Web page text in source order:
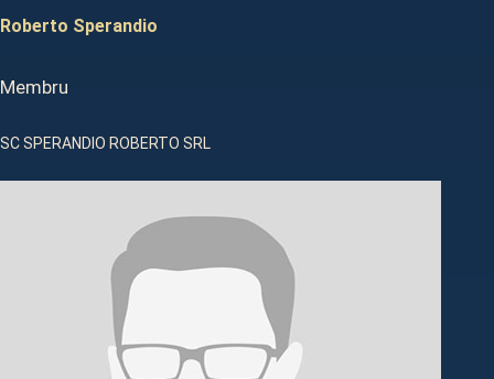
Roberto Sperandio
Membru
SC SPERANDIO ROBERTO SRL